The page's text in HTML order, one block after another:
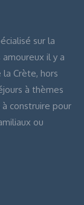
sur la
il y a
Crète, hors
à thèmes
à construire pour
ou